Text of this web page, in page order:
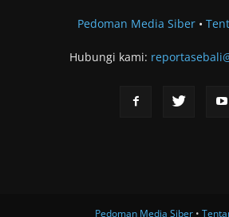
Pedoman Media Siber•
Hubungi kami:
Pedoman Media Siber•